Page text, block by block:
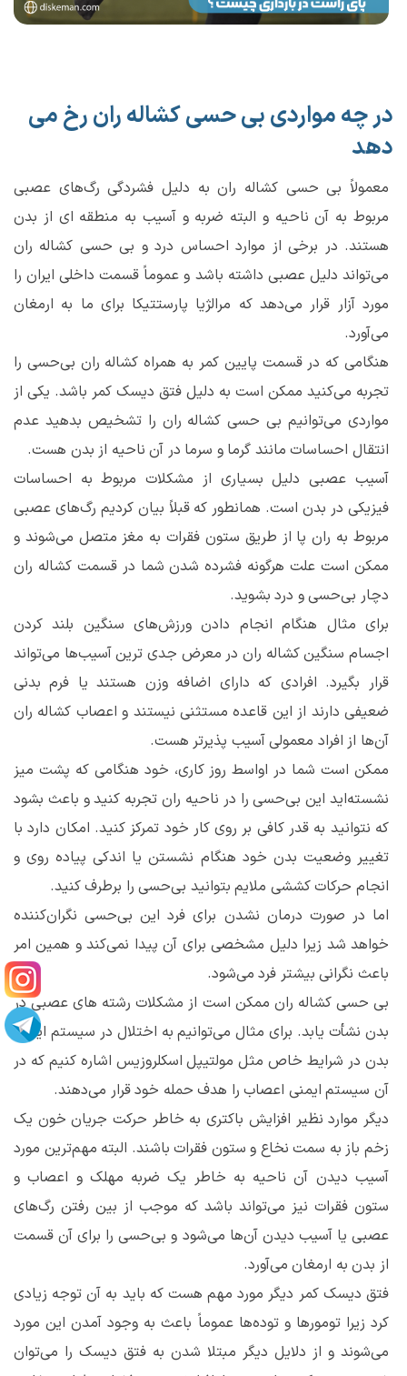
در چه مواردی بی حسی کشاله ران رخ می
دهد
معمولاً بی حسی کشاله ران به دلیل فشردگی رگ‌های عصبی
مربوط به آن ناحیه و البته ضربه و آسیب به منطقه ای از بدن
هستند. در برخی از موارد احساس درد و بی حسی کشاله ران
می‌تواند دلیل عصبی داشته باشد و عموماً قسمت داخلی ایران را
مورد آزار قرار می‌دهد که مرالژیا پارستتیکا برای ما به ارمغان
می‌آورد.
هنگامی که در قسمت پایین کمر به همراه کشاله ران بی‌حسی را
تجربه می‌کنید ممکن است به دلیل فتق دیسک کمر باشد. یکی از
مواردی می‌توانیم بی حسی کشاله ران را تشخیص بدهید عدم
انتقال احساسات مانند گرما و سرما در آن ناحیه از بدن هست.
آسیب عصبی دلیل بسیاری از مشکلات مربوط به احساسات
فیزیکی در بدن است. همانطور که قبلاً بیان کردیم رگ‌های عصبی
مربوط به ران پا از طریق ستون فقرات به مغز متصل می‌شوند و
ممکن است علت هرگونه فشرده شدن شما در قسمت کشاله ران
دچار بی‌حسی و درد بشوید.
برای مثال هنگام انجام دادن ورزش‌های سنگین بلند کردن
اجسام سنگین کشاله ران در معرض جدی ترین آسیب‌ها می‌تواند
قرار بگیرد. افرادی که دارای اضافه وزن هستند یا فرم بدنی
ضعیفی دارند از این قاعده مستثنی نیستند و اعصاب کشاله ران
آن‌ها از افراد معمولی آسیب پذیر‌تر هست.
ممکن است شما در اواسط روز کاری، خود هنگامی که پشت میز
نشسته‌اید این بی‌حسی را در ناحیه ران تجربه کنید و باعث بشود
که نتوانید به قدر کافی بر روی کار خود تمرکز کنید. امکان دارد با
تغییر وضعیت بدن خود هنگام نشستن یا اندکی پیاده روی و
انجام حرکات کششی ملایم بتوانید بی‌حسی را برطرف کنید.
اما در صورت درمان نشدن برای فرد این بی‌حسی نگران‌کننده
خواهد شد زیرا دلیل مشخصی برای آن پیدا نمی‌کند و همین امر
باعث نگرانی بیشتر فرد می‌شود.
بی حسی کشاله ران ممکن است از مشکلات رشته های عصبی در
بدن نشأت یابد. برای مثال می‌توانیم به اختلال در سیستم ایمنی
بدن در شرایط خاص مثل مولتیپل اسکلروزیس اشاره کنیم که در
آن سیستم ایمنی اعصاب را هدف حمله خود قرار می‌دهند.
دیگر موارد نظیر افزایش باکتری به خاطر حرکت جریان خون یک
زخم باز به سمت نخاع و ستون فقرات باشند. البته مهم‌ترین مورد
آسیب دیدن آن ناحیه به خاطر یک ضربه مهلک و اعصاب و
ستون فقرات نیز می‌تواند باشد که موجب از بین رفتن رگ‌های
عصبی یا آسیب دیدن آن‌ها می‌شود و بی‌حسی را برای آن قسمت
از بدن به ارمغان می‌آورد.
فتق دیسک کمر دیگر مورد مهم هست که باید به آن توجه زیادی
کرد زیرا تومور‌ها و توده‌ها عموماً باعث به وجود آمدن این مورد
می‌شوند و از دلایل دیگر مبتلا شدن به فتق دیسک را می‌توان